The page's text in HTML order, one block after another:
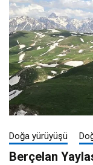
Doğa yürüyüşü
Berçelan